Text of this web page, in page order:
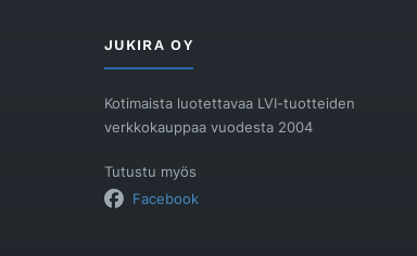
JUKIRA OY
Kotimaista luotettavaa LVI-tuotteiden
verkkokauppaa vuodesta 2004
Tutustu myös
Facebook